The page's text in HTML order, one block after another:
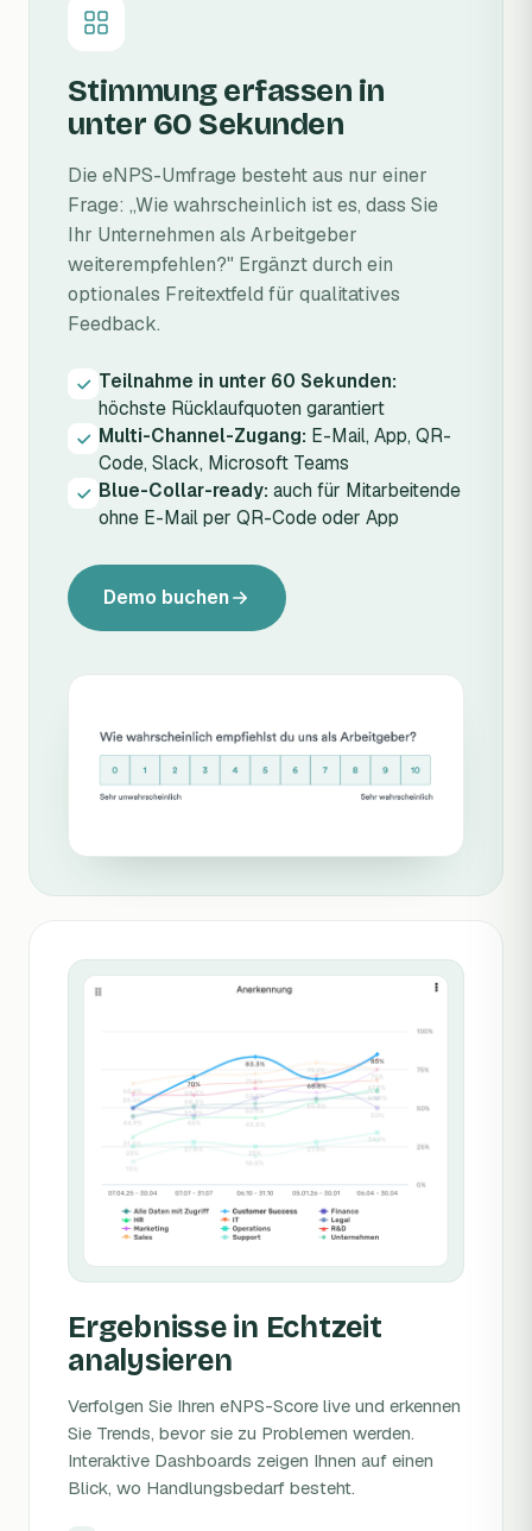
Stimmung erfassen in
unter 60 Sekunden
Die eNPS-Umfrage besteht aus nur einer
Frage: „Wie wahrscheinlich ist es, dass Sie
Ihr Unternehmen als Arbeitgeber
weiterempfehlen?" Ergänzt durch ein
optionales Freitextfeld für qualitatives
Feedback.
Teilnahme in unter 60 Sekunden:
höchste Rücklaufquoten garantiert
Multi-Channel-Zugang: E-Mail, App, QR-
Code, Slack, Microsoft Teams
Blue-Collar-ready: auch für Mitarbeitende
ohne E-Mail per QR-Code oder App
Demo buchen
Ergebnisse in Echtzeit
analysieren
Verfolgen Sie Ihren eNPS-Score live und erkennen
Sie Trends, bevor sie zu Problemen werden.
Interaktive Dashboards zeigen Ihnen auf einen
Blick, wo Handlungsbedarf besteht.